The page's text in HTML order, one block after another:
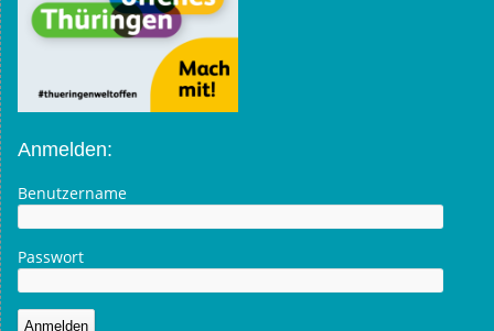
Anmelden:
Benutzername
Passwort